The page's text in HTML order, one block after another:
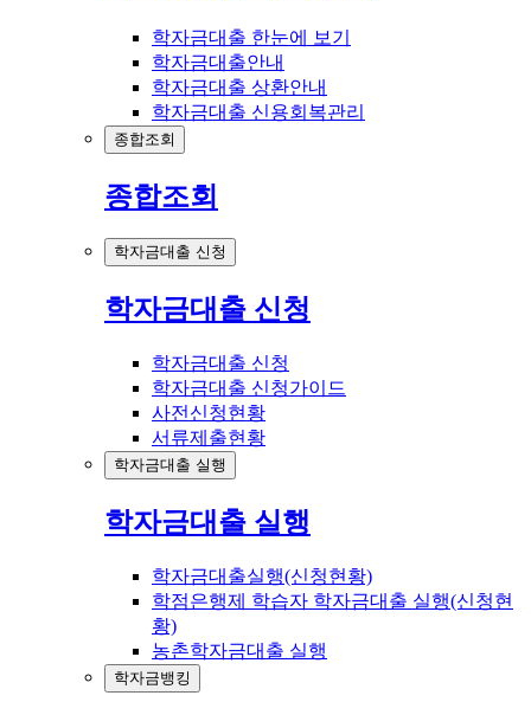
학자금대출 한눈에 보기
학자금대출안내
학자금대출 상환안내
학자금대출 신용회복관리
종합조회
종합조회
학자금대출 신청
학자금대출 신청
학자금대출 신청
학자금대출 신청가이드
사전신청현황
서류제출현황
학자금대출 실행
학자금대출 실행
학자금대출실행(신청현황)
학점은행제 학습자 학자금대출 실행(신청현
황)
농촌학자금대출 실행
학자금뱅킹